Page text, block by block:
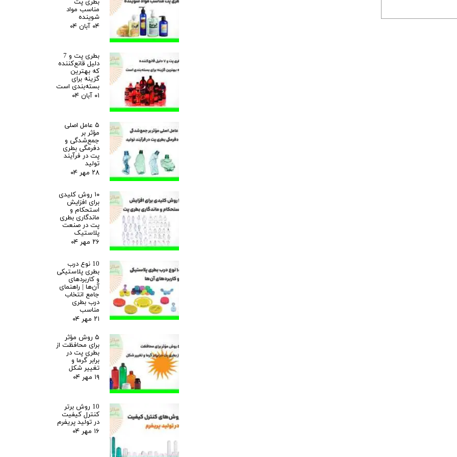
بطری پت
مناسب مواد
شوینده
۰۴ آبان ۰۴
بطری پت و 7
دلیل قانع‌کننده
که بهترین
گزینه برای
بسته‌بندی است
۰۱ آبان ۰۴
۵ عامل اصلی
مؤثر بر
جمع‌شدگی و
دفرمگی بطری
پت در فرآیند
تولید
۲۸ مهر ۰۴
۱۰ روش کلیدی
برای افزایش
استحکام و
ماندگاری بطری
پت در صنعت
پلاستیک
۲۶ مهر ۰۴
10 نوع درب
بطری پلاستیکی
و کاربردهای
آن‌ها | راهنمای
جامع انتخاب
درب بطری
مناسب
۲۱ مهر ۰۴
۵ روش مؤثر
برای محافظت از
بطری پت در
برابر گرما و
تغییر شکل
۱۹ مهر ۰۴
10 روش برتر
کنترل کیفیت
در تولید پریفرم
۱۶ مهر ۰۴